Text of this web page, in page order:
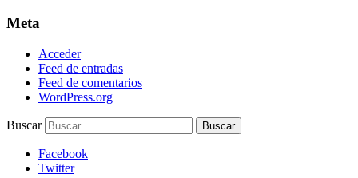
Meta
Acceder
Feed de entradas
Feed de comentarios
WordPress.org
Buscar
Facebook
Twitter